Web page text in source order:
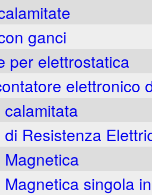
ganci
per elettrostatica
elettronico
calamitata
di Resistenza
Magnetica
Magnetica singola